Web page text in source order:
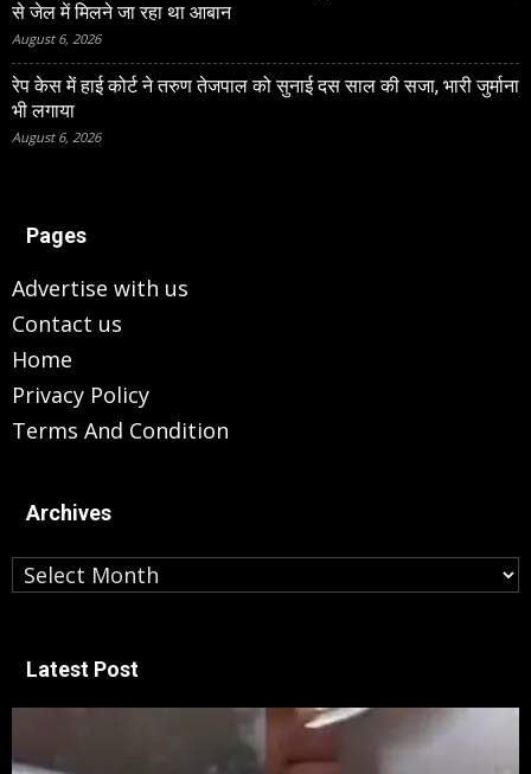
से जेल में मिलने जा रहा था आबान
August 6, 2026
रेप केस में हाई कोर्ट ने तरुण तेजपाल को सुनाई दस साल की सजा, भारी जुर्माना
भी लगाया
August 6, 2026
Pages
Advertise with us
Contact us
Home
Privacy Policy
Terms And Condition
Archives
Archives
Latest Post